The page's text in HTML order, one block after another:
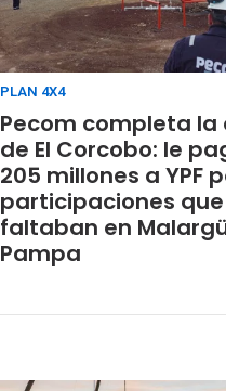
PLAN 4X4
Pecom completa la
de El Corcobo: le
205 millones a YPF
participaciones
faltaban en
Pampa